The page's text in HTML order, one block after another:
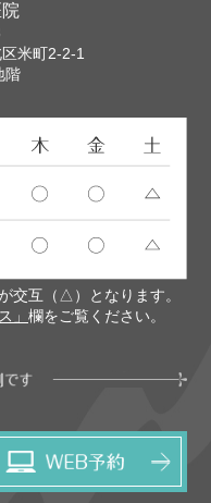
米町2-2-1
階
交互（△）となります。
」 欄をご覧ください。